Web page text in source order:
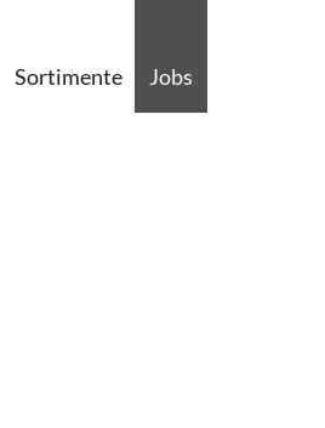
Sortimente Jobs